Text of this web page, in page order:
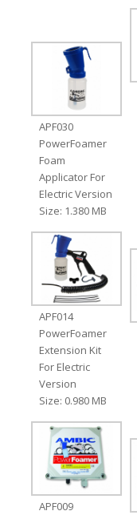
APF030
PowerFoamer
Foam
Applicator For
Electric Version
Size: 1.380 MB
APF014
PowerFoamer
Extension Kit
For Electric
Version
Size: 0.980 MB
APF009